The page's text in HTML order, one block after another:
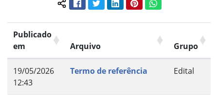
Compartilhar conteúdo:
FacebookTwitterLinkedInPinterestWhatsApp
Publicado
em
Arquivo Grupo
19/05/2026
12:43
Termo de referência Edital